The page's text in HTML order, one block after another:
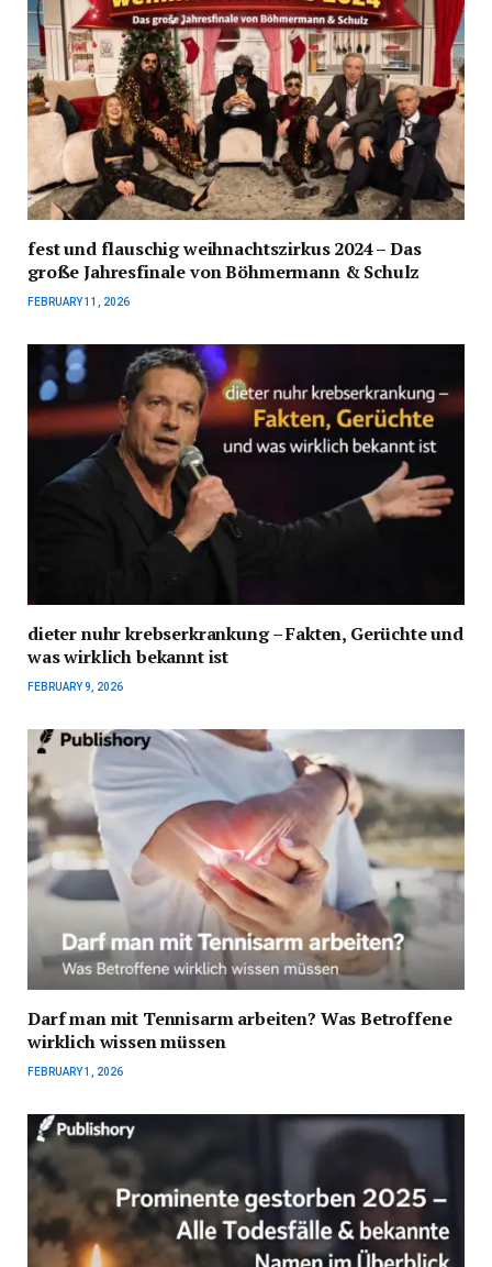
fest und flauschig weihnachtszirkus 2024 – Das
große Jahresfinale von Böhmermann & Schulz
FEBRUARY 11, 2026
dieter nuhr krebserkrankung – Fakten, Gerüchte und
was wirklich bekannt ist
FEBRUARY 9, 2026
Darf man mit Tennisarm arbeiten? Was Betroffene
wirklich wissen müssen
FEBRUARY 1, 2026